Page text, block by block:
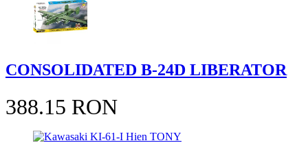
CONSOLIDATED B-24D LIBERATOR
388.15 RON